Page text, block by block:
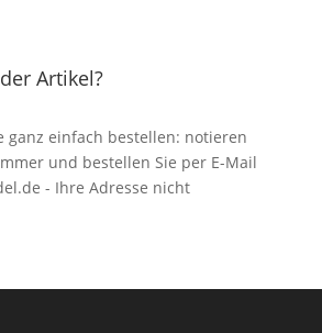
Artikel?
ganz einfach bestellen: notieren
und bestellen Sie per E-Mail
- Ihre Adresse nicht